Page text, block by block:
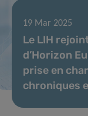
19 Mar 2025
Le LIH
d’Horizon
prise en
chroniques